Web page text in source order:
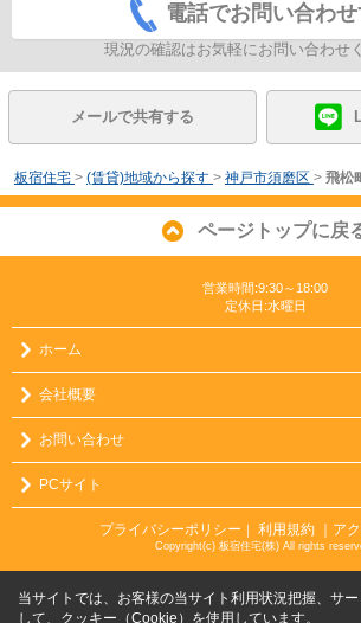
電話でお問い合わ
現況の確認はお気軽にお問い合わせ
メールで共有する
板宿住宅 > (賃貸)地域から探す > 神戸市須磨区 > 飛松
ページトップに戻
営業時間:9:30～18:00
定休日:水曜日
ホーム
会社概要
お問い合わせ
PCサイト
プライバシーポリシー 利用規約 ｜ア
Copyright(c) 板宿住宅(株) All rights
当サイトでは、お客様の当サイト利用状況把握、サ
して、クッキー（Cookie）を使用しています。